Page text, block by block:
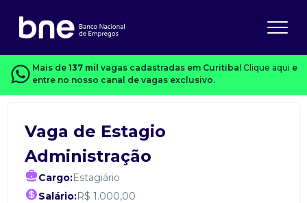
Mais de 137 mil vagas cadastradas em Curitiba! Clique aqui e
entre no nosso canal de vagas exclusivo.
Vaga de Estagio
Administração
Cargo:Estagiário
Salário:R$ 1.000,00